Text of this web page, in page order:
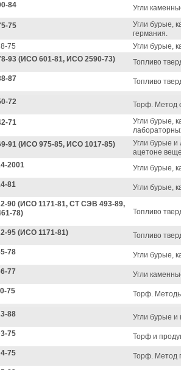
84 Угли
75
Угли бурые,
германия.
75
Угли бурые,
93 (ИСО 601-81, ИСО 2590-73)
Топливо
87
Топливо
72 Торф. Метод
71
Угли бурые,
91 (ИСО 975-85, ИСО 1017-85)
Угли бурые и
ацетоне
2001
Угли бурые,
81
Угли бурые,
90 (ИСО 1171-81, СТ СЭВ 493-89,
78)
Топливо
95 (ИСО 1171-81)
Топливо
78
Угли бурые,
77
Угли
75
Торф.
88
Угли бурые
75
Торф и
75
Торф. Метод